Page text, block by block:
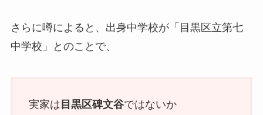
さらに噂によると、出身中学校が「目黒区立第七
中学校」とのことで、
実家は 目黒区碑文谷ではないか